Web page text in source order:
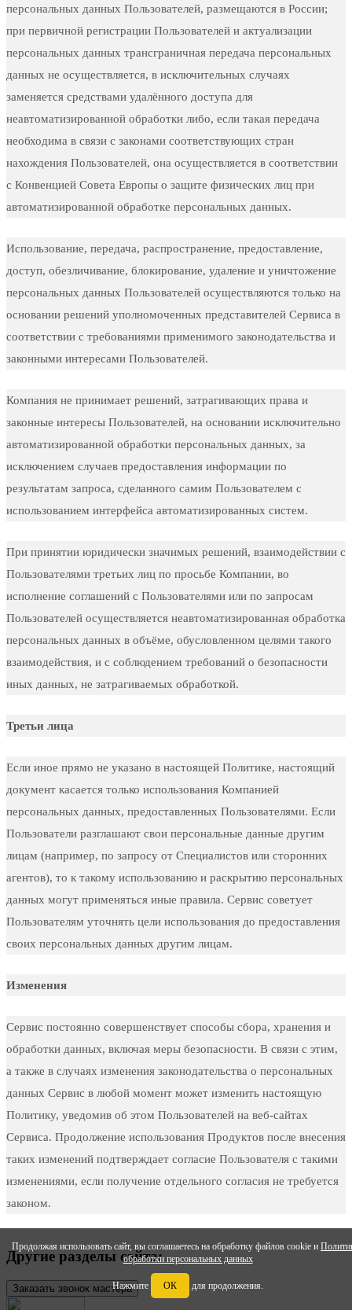
Продолжая использовать сайт, вы соглашаетесь на обработку файлов cookie и
обработки персональных данных
Нажмите ОК для продолжения.
персональных данных Пользователей, размещаются в России;
при первичной регистрации Пользователей и актуализации
персональных данных трансграничная передача персональных
данных не осуществляется, в исключительных случаях
заменяется средствами удалённого доступа для
неавтоматизированной обработки либо, если такая передача
необходима в связи с законами соответствующих стран
нахождения Пользователей, она осуществляется в соответствии
с Конвенцией Совета Европы о защите физических лиц при
автоматизированной обработке персональных данных.
Использование, передача, распространение, предоставление,
доступ, обезличивание, блокирование, удаление и уничтожение
персональных данных Пользователей осуществляются только на
основании решений уполномоченных представителей Сервиса в
соответствии с требованиями применимого законодательства и
законными интересами Пользователей.
Компания не принимает решений, затрагивающих права и
законные интересы Пользователей, на основании исключительно
автоматизированной обработки персональных данных, за
исключением случаев предоставления информации по
результатам запроса, сделанного самим Пользователем с
использованием интерфейса автоматизированных систем.
При принятии юридически значимых решений, взаимодействии с
Пользователями третьих лиц по просьбе Компании, во
исполнение соглашений с Пользователями или по запросам
Пользователей осуществляется неавтоматизированная обработка
персональных данных в объёме, обусловленном целями такого
взаимодействия, и с соблюдением требований о безопасности
иных данных, не затрагиваемых обработкой.
Третьи лица
Если иное прямо не указано в настоящей Политике, настоящий
документ касается только использования Компанией
персональных данных, предоставленных Пользователями. Если
Пользователи разглашают свои персональные данные другим
лицам (например, по запросу от Специалистов или сторонних
агентов), то к такому использованию и раскрытию персональных
данных могут применяться иные правила. Сервис советует
Пользователям уточнять цели использования до предоставления
своих персональных данных другим лицам.
Изменения
Сервис постоянно совершенствует способы сбора, хранения и
обработки данных, включая меры безопасности. В связи с этим,
а также в случаях изменения законодательства о персональных
данных Сервис в любой момент может изменить настоящую
Политику, уведомив об этом Пользователей на веб-сайтах
Сервиса. Продолжение использования Продуктов после внесения
таких изменений подтверждает согласие Пользователя с такими
изменениями, если получение отдельного согласия не требуется
законом.
Другие разделы сайта:
Заказать звонок мастера